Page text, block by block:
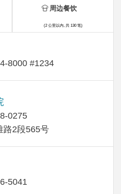
8000 #1234
0275
路2段565号
5041
周边餐饮
(2 公里以内, 共 130 笔)